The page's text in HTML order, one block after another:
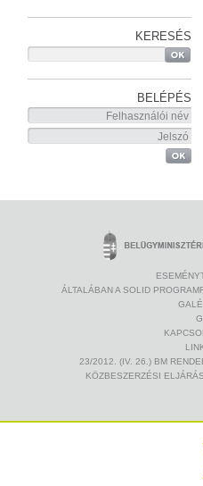
KERESÉS
BELÉPÉS
ÁLTALÁBAN A SOLID
23/2012. (IV. 26.) BM
KÖZBESZERZÉSI